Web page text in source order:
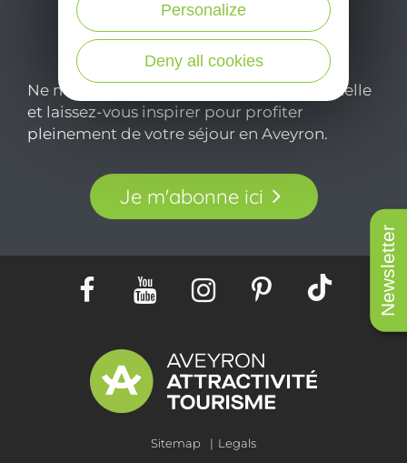
Newsletter
Ne manquez pas notre newsletter mensuelle
et laissez-vous inspirer pour profiter
pleinement de votre séjour en Aveyron.
Je m'abonne ici
Sitemap Legals
Deny all cookies
Personalize